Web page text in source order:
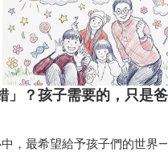
？孩子需要的，只是爸
，最希望給予孩子們的世